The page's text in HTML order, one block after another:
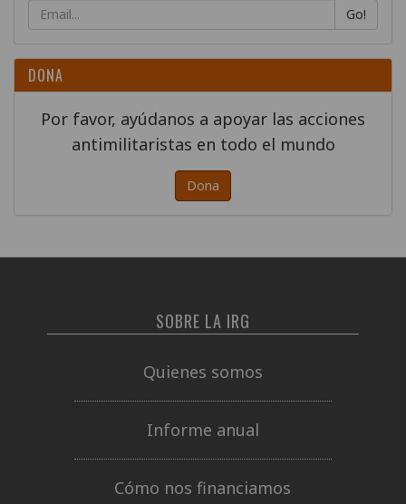
Go!
DONA
Por favor, ayúdanos a apoyar las acciones
antimilitaristas en todo el mundo
Dona
SOBRE LA IRG
Quienes somos
Informe anual
Cómo nos financiamos